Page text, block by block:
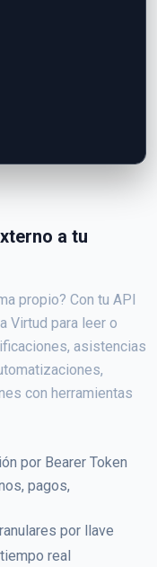
a tu
propio? Con tu API
Virtud para leer o
asistencias
con herramientas
por Bearer Token
pagos,
por llave
real